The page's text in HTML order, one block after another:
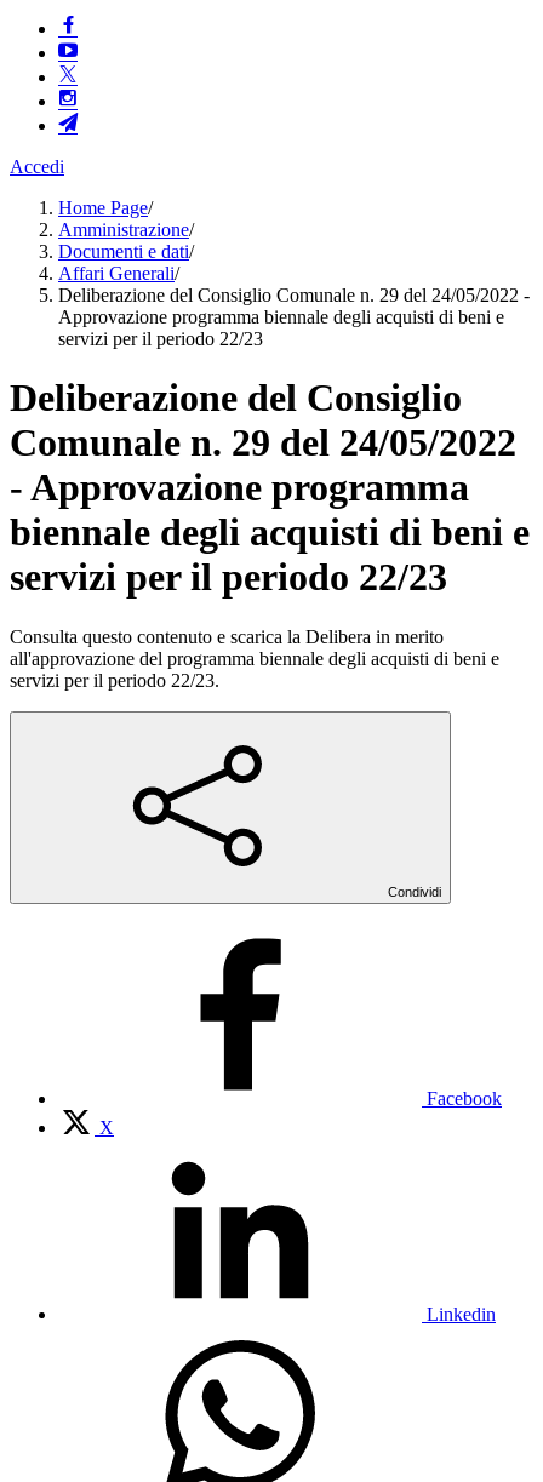
Accedi
Home Page/
Amministrazione/
Documenti e dati/
Affari Generali/
Deliberazione del Consiglio Comunale n. 29 del 24/05/2022 -
Approvazione programma biennale degli acquisti di beni e
servizi per il periodo 22/23
Deliberazione del Consiglio
Comunale n. 29 del 24/05/2022
- Approvazione programma
biennale degli acquisti di beni e
servizi per il periodo 22/23
Consulta questo contenuto e scarica la Delibera in merito
all'approvazione del programma biennale degli acquisti di beni e
servizi per il periodo 22/23.
Condividi
Facebook
X
Linkedin